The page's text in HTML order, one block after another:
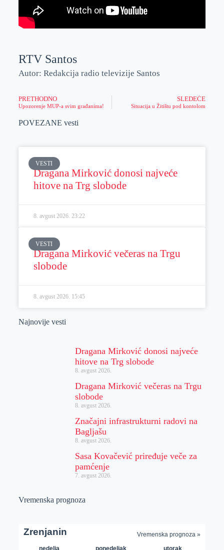
RTV Santos
Autor: Redakcija radio televizije Santos
PRETHODNO
Upozorenje MUP-a svim građanima!
SLEDEĆE
Situacija u Žitištu pod kontolom
POVEZANE vesti
VESTI
Dragana Mirković donosi najveće
hitove na Trg slobode
8. avgust 2026. 23:22
VESTI
Dragana Mirković večeras na Trgu
slobode
8. avgust 2026. 15:45
Najnovije vesti
Dragana Mirković donosi najveće
hitove na Trg slobode
8. avgust 2026.
Dragana Mirković večeras na Trgu
slobode
8. avgust 2026.
Značajni infrastrukturni radovi na
Bagljašu
8. avgust 2026.
Sasa Kovačević priređuje veče za
pamćenje
7. avgust 2026.
Vremenska prognoza